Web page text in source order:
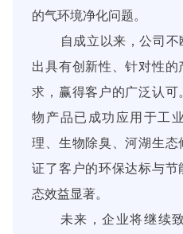
的气环境净化问题。
自成立以来，公司
出具有创新性、针对性
求，赢得客户的广泛认
物产品已成功应用于工
理、 生物除臭、河湖生
证了客户的环保达标与
态效益显著。
未来，企业将继续